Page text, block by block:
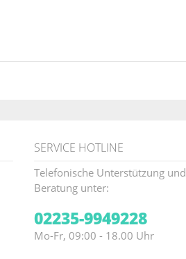
SERVICE HOTLINE
Telefonische Unterstützung und
Beratung unter:
02235-9949228
Mo-Fr, 09:00 - 18.00 Uhr